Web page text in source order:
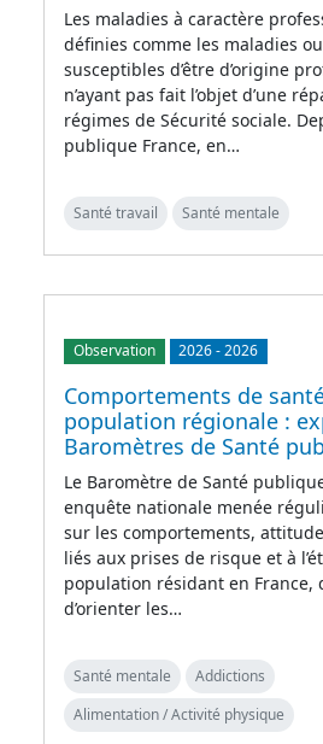
Les maladies à caractère
définies comme les maladies
susceptibles d’être d’origine
n’ayant pas fait l’objet d’une
régimes de Sécurité sociale.
publique France, en…
Santé travail Santé mentale
Observation 2026-2026
Comportements de
population régionale :
Baromètres de Santé
Le Baromètre de Santé
enquête nationale menée
sur les comportements,
liés aux prises de risque et à
population résidant en France,
d’orienter les…
Santé mentale
Addictions
Alimentation / Activité physique